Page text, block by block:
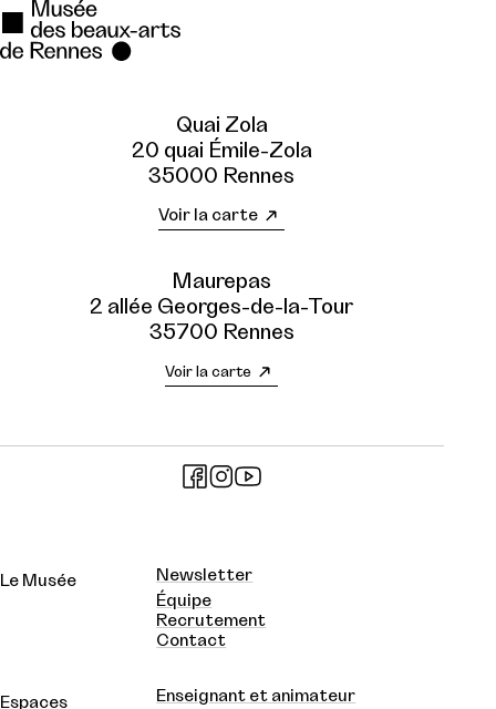
Quai Zola
20 quai Émile-Zola
35000 Rennes
Voir la carte
Maurepas
2 allée Georges-de-la-Tour
35700 Rennes
Voir la carte
Le Musée
Newsletter
Équipe
Recrutement
Contact
Espaces Enseignant et animateur